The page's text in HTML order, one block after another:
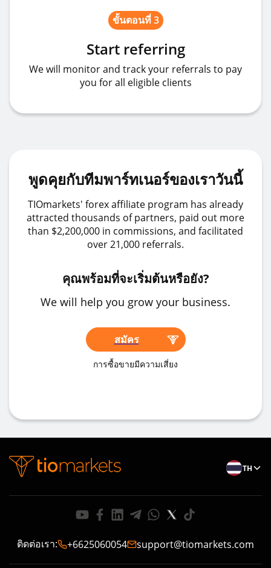
ขั้นตอนที่ 3
Start referring
We will monitor and track your referrals to pay
you for all eligible clients
พูดคุยกับทีมพาร์ทเนอร์ของเราวันนี้
TIOmarkets' forex affiliate program has already
attracted thousands of partners, paid out more
than $2,200,000 in commissions, and facilitated
over 21,000 referrals.
คุณพร้อมที่จะเริ่มต้นหรือยัง?
We will help you grow your business.
สมัคร
การซื้อขายมีความเสี่ยง
TH
ติดต่อเรา: +6625060054 support@tiomarkets.com